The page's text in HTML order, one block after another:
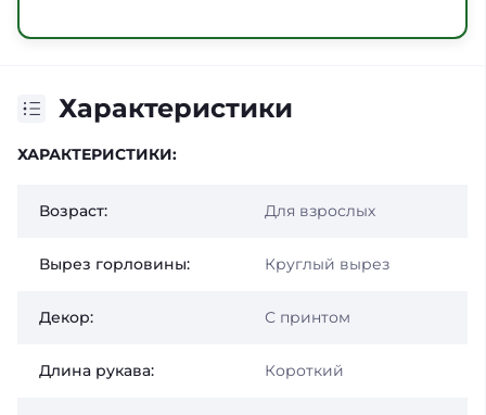
Характеристики
ХАРАКТЕРИСТИКИ:
Возраст: Для взрослых
Вырез горловины: Круглый вырез
Декор: С принтом
Длина рукава: Короткий